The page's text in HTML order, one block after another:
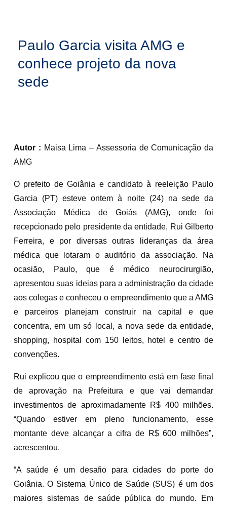
Paulo Garcia visita AMG e
conhece projeto da nova
sede
Autor : Maisa Lima – Assessoria de Comunicação da
AMG
O prefeito de Goiânia e candidato à reeleição Paulo
Garcia (PT) esteve ontem à noite (24) na sede da
Associação Médica de Goiás (AMG), onde foi
recepcionado pelo presidente da entidade, Rui Gilberto
Ferreira, e por diversas outras lideranças da área
médica que lotaram o auditório da associação. Na
ocasião, Paulo, que é médico neurocirurgião,
apresentou suas ideias para a administração da cidade
aos colegas e conheceu o empreendimento que a AMG
e parceiros planejam construir na capital e que
concentra, em um só local, a nova sede da entidade,
shopping, hospital com 150 leitos, hotel e centro de
convenções.
Rui explicou que o empreendimento está em fase final
de aprovação na Prefeitura e que vai demandar
investimentos de aproximadamente R$ 400 milhões.
“Quando estiver em pleno funcionamento, esse
montante deve alcançar a cifra de R$ 600 milhões”,
acrescentou.
“A saúde é um desafio para cidades do porte do
Goiânia. O Sistema Único de Saúde (SUS) é um dos
maiores sistemas de saúde pública do mundo. Em